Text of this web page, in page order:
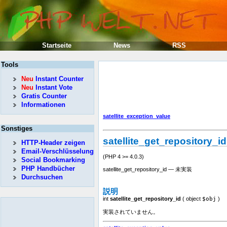
satellite_exception_value
satellite_get_repository_id
(PHP 4 >= 4.0.3)
satellite_get_repository_id — 未実装
説明
int satellite_get_repository_id ( object $obj )
実装されていません。
Tools
Neu Instant Counter
Neu Instant Vote
Gratis Counter
Informationen
Sonstiges
HTTP-Header zeigen
Email-Verschlüsselung
Social Bookmarking
PHP Handbücher
Durchsuchen
Startseite News RSS